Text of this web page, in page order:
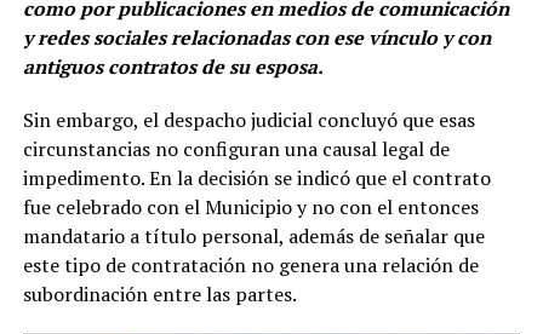
como por publicaciones en medios de comunicación
y redes sociales relacionadas con ese vínculo y con
antiguos contratos de su esposa.
Sin embargo, el despacho judicial concluyó que esas
circunstancias no configuran una causal legal de
impedimento. En la decisión se indicó que el contrato
fue celebrado con el Municipio y no con el entonces
mandatario a título personal, además de señalar que
este tipo de contratación no genera una relación de
subordinación entre las partes.